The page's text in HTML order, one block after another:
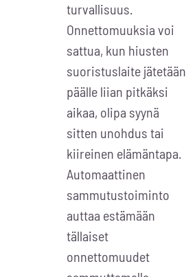
turvallisuus.
Onnettomuuksia voi
sattua, kun hiusten
suoristuslaite jätetään
päälle liian pitkäksi
aikaa, olipa syynä
sitten unohdus tai
kiireinen elämäntapa.
Automaattinen
sammutustoiminto
auttaa estämään
tällaiset
onnettomuudet